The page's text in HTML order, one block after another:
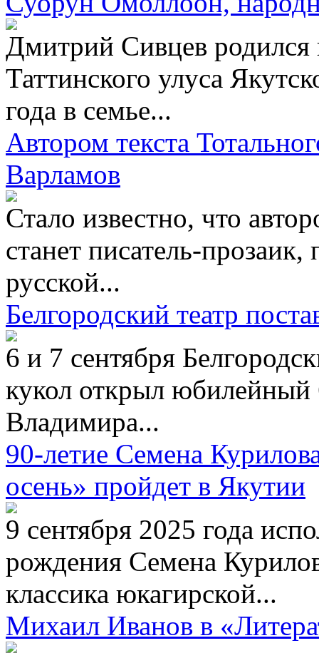
Дмитрий Сивцев родился
Таттинского улуса
года в семье...
Автором текста
Варламов
Стало известно, что
станет писатель-прозаик,
русской...
Белгородский театр
6 и 7 сентября
кукол открыл юбилейный
Владимира...
90-летие Семена
осень» пройдет в Якутии
9 сентября 2025 года
рождения Семена
классика юкагирской...
Михаил Иванов в